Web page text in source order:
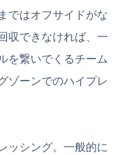
ではオフサイドがな
収できなければ、一
を繋いでくるチーム
ゾーンでのハイプレ
ッシング。一般的に